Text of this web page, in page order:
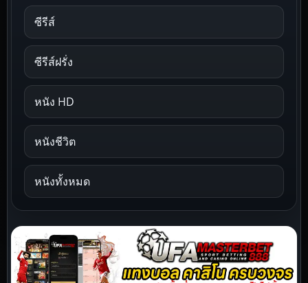
ซีรีส์
ซีรีส์ฝรั่ง
หนัง HD
หนังชีวิต
หนังทั้งหมด